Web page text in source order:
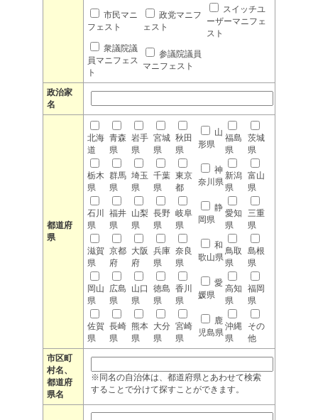
市民マニ
フェスト
政党マニフ
ェスト
スイッチユ
ーザーマニフェ
スト
衆議院議
員マニフェス
ト
参議院議員
マニフェスト
政治家
名
都道府
県
北海
道
青森
県
岩手
県
宮城
県
秋田
県
山
形県
福島
県
茨城
県
栃木
県
群馬
県
埼玉
県
千葉
県
東京
都
神
奈川県
新潟
県
富山
県
石川
県
福井
県
山梨
県
長野
県
岐阜
県
静
岡県
愛知
県
三重
県
滋賀
県
京都
府
大阪
府
兵庫
県
奈良
県
和
歌山県
鳥取
県
島根
県
岡山
県
広島
県
山口
県
徳島
県
香川
県
愛
媛県
高知
県
福岡
県
佐賀
県
長崎
県
熊本
県
大分
県
宮崎
県
鹿
児島県
沖縄
県
その
他
市区町
村名、
都道府
県名
※同名の自治体は、都道府県とあわせて検索
することで分けて探すことができます。